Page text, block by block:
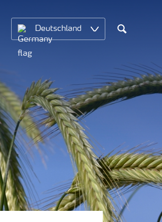
Deutschland
Search